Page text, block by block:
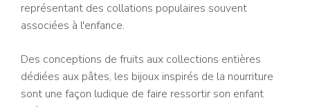
représentant des collations populaires souvent
associées à l'enfance.
Des conceptions de fruits aux collections entières
dédiées aux pâtes, les bijoux inspirés de la nourriture
sont une façon ludique de faire ressortir son enfant